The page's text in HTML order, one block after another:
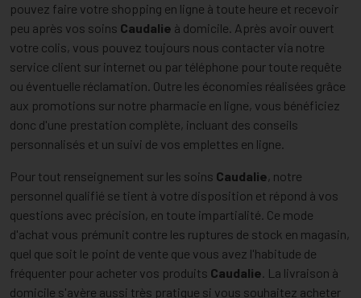
pouvez faire votre shopping en ligne à toute heure et recevoir
peu après vos soins Caudalie à domicile. Après avoir ouvert
votre colis, vous pouvez toujours nous contacter via notre
service client sur internet ou par téléphone pour toute requête
ou éventuelle réclamation. Outre les économies réalisées grâce
aux promotions sur notre pharmacie en ligne, vous bénéficiez
donc d'une prestation complète, incluant des conseils
personnalisés et un suivi de vos emplettes en ligne.
Pour tout renseignement sur les soins Caudalie, notre
personnel qualifié se tient à votre disposition et répond à vos
questions avec précision, en toute impartialité. Ce mode
d'achat vous prémunit contre les ruptures de stock en magasin,
quel que soit le point de vente que vous avez l'habitude de
fréquenter pour acheter vos produits Caudalie. La livraison à
domicile s'avère aussi très pratique si vous souhaitez acheter